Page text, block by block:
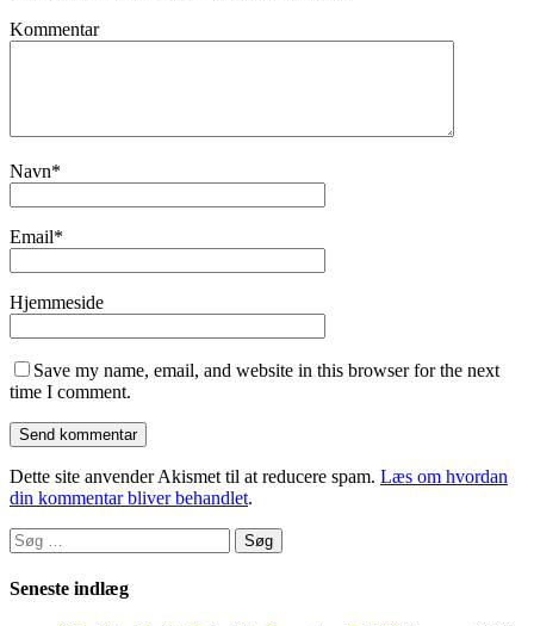
Kommentar
Navn*
Email*
Hjemmeside
Save my name, email, and website in this browser for the next
time I comment.
Dette site anvender Akismet til at reducere spam. Læs om hvordan
din kommentar bliver behandlet.
Søg
efter:
Seneste indlæg